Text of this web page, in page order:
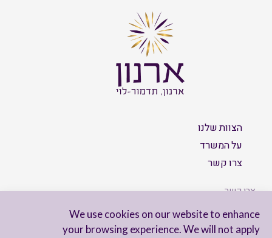
We use cookies on our website to enhance
your browsing experience. We will not apply
הצוות שלנו
על המשרד
צרו קשר
צרו קשר